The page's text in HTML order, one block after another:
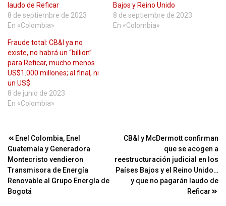
laudo de Reficar
8 de septiembre de 2023
En «Colombia»
Bajos y Reino Unido
8 de septiembre de 2023
En «Colombia»
Fraude total: CB&I ya no
existe, no habrá un “billion”
para Reficar, mucho menos
US$1.000 millones; al final, ni
un US$
8 de junio de 2023
En «Colombia»
Navegación
de
entradas
Enel Colombia, Enel
Guatemala y Generadora
Montecristo vendieron
Transmisora de Energía
Renovable al Grupo Energía de
Bogotá
CB&I y McDermott confirman
que se acogen a
reestructuración judicial en los
Países Bajos y el Reino Unido…
y que no pagarán laudo de
Reficar